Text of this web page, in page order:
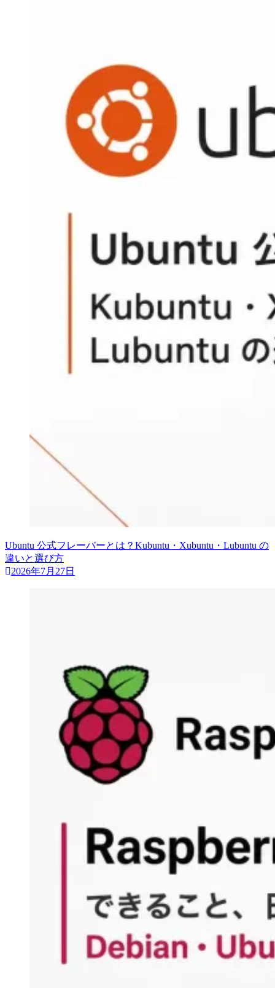
Ubuntu 公式フレーバーとは？Kubuntu・Xubuntu・Lubuntu の
違いと選び方
2026年7月27日